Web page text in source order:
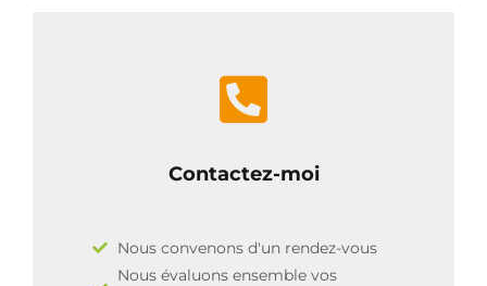
Contactez-moi
Nous convenons d'un rendez-vous
Nous évaluons ensemble vos